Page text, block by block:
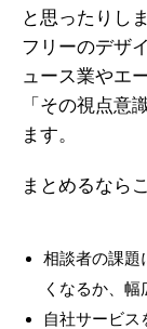
と思ったりしま
フリーのデザ
ュース業やエ
「その視点意
ます。
まとめるなら
相談者の課題
くなるか、幅
自社サービ